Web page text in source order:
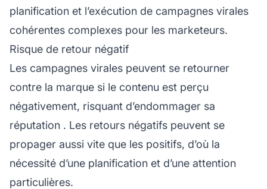
planification et l’exécution de campagnes virales
cohérentes complexes pour les marketeurs.
Risque de retour négatif
Les campagnes virales peuvent se retourner
contre la marque si le contenu est perçu
négativement, risquant d’endommager sa
réputation . Les retours négatifs peuvent se
propager aussi vite que les positifs, d’où la
nécessité d’une planification et d’une attention
particulières.